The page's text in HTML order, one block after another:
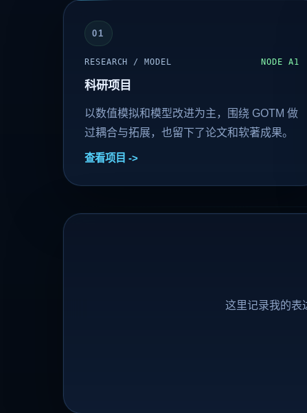
01
RESEARCH / MODEL NODE A1
科研项目
以数值模拟和模型改进为主，围绕 GOTM 做
过耦合与拓展，也留下了论文和软著成果。
查看项目
这里记录我的表